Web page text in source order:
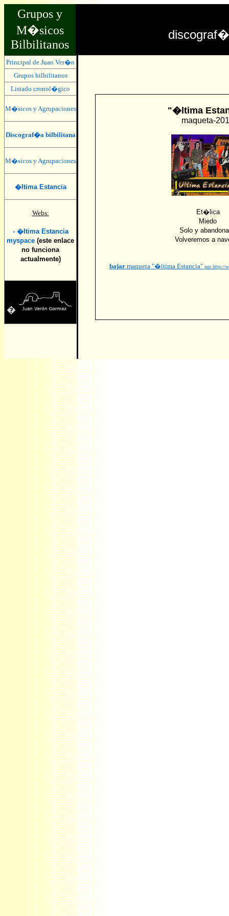
Grupos y
M�sicos
Bilbilitanos
Principal de Juan Ver�n
Grupos bilbilitanos
Listado cronol�gico
M�sicos y Agrupaciones
Discograf�a bilbilitana
M�sicos y Agrupaciones
�ltima Estancia
Webs:
- �ltima Estancia
myspace (este enlace
no funciona
actualmente)
�
"�ltima
maqueta-
Et�lica
Miedo
Solo y
Volveremos a
bajar maqueta "�ltima Estancia" por http://